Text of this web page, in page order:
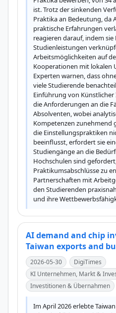
ist. Trotz der sinkenden
Praktika an Bedeutung, da
praktische Erfahrungen
reagieren darauf, indem
Studienleistungen
Arbeitsmöglichkeiten auf
Kooperationen mit lokalen
Experten warnen, dass
viele Studierende
Einführung von
die Anforderungen an die
Absolventen, wobei
Kompetenzen zunehmend
die Einstellungspraktiken
beeinflusst, erfordert sie
Studiengänge an die
Hochschulen sind
Praktikumsabschlüsse zu
Partnerschaften mit
den Studierenden
und ihre
AI demand and chip
Taiwan exports and
2026-05-30
DigiTimes
KI Unternehmen, Markt &
Investitionen & Übernahmen
Im April 2026 erlebte